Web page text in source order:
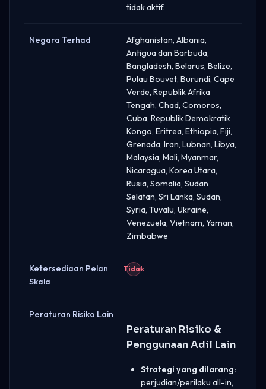
tidak aktif.
Negara Terhad
Afghanistan, Albania,
Antigua dan Barbuda,
Bangladesh, Belarus, Belize,
Pulau Bouvet, Burundi, Cape
Verde, Republik Afrika
Tengah, Chad, Comoros,
Cuba, Republik Demokratik
Kongo, Eritrea, Ethiopia, Fiji,
Grenada, Iran, Lubnan, Libya,
Malaysia, Mali, Myanmar,
Nicaragua, Korea Utara,
Rusia, Somalia, Sudan
Selatan, Sri Lanka, Sudan,
Syria, Tuvalu, Ukraine,
Venezuela, Vietnam, Yaman,
Zimbabwe
Ketersediaan Pelan
Skala
Tidak
Peraturan Risiko Lain
Peraturan Risiko &
Penggunaan Adil Lain
Strategi yang dilarang:
perjudian/perilaku all-in,